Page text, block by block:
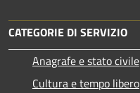
CATEGORIE DI SERVIZIO
Anagrafe e stato civile
Cultura e tempo libero